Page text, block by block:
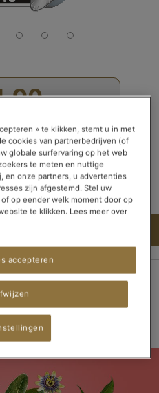
recensies (1)
binnen 3
vanaf 15 theedozen
» te klikken, stemt u in met
cookies van partnerbedrijven (of
globale surfervaring op het web
te meten en nuttige
en onze partners, u advertenties
zijn afgestemd. Stel uw
op eender welk moment door op
te klikken. Lees meer over
accepteren